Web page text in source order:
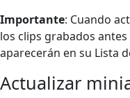
Importante: Cuando
los clips grabados
aparecerán en su Lista
Actualizar